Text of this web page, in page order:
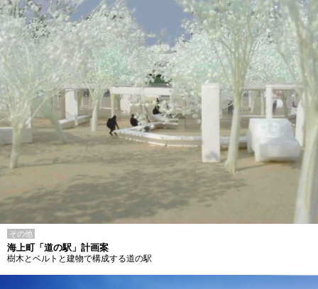
その他
海上町「道の駅」計画案
樹木とベルトと建物で構成する道の駅